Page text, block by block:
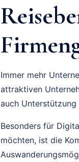
Immer mehr
attraktiven
auch Unterstützung
Besonders für
möchten, ist die